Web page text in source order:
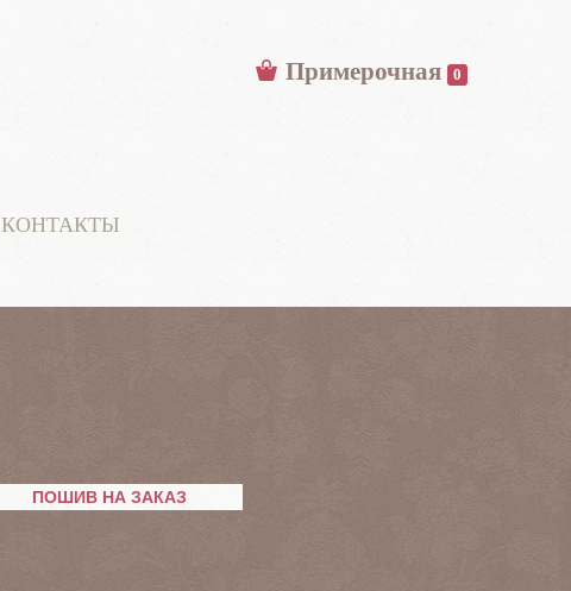
Примерочная 0
КОНТАКТЫ
ПОШИВ НА ЗАКАЗ